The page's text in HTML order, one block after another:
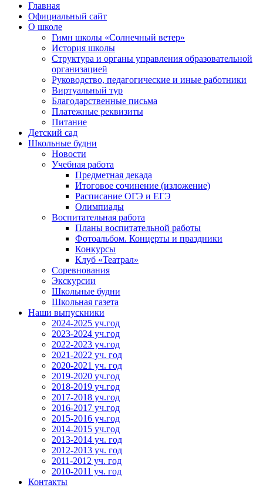
Главная
Официальный сайт
О школе
Гимн школы «Солнечный ветер»
История школы
Структура и органы управления образовательной
организацией
Руководство, педагогические и иные работники
Виртуальный тур
Благодарственные письма
Платежные реквизиты
Питание
Детский сад
Школьные будни
Новости
Учебная работа
Предметная декада
Итоговое сочинение (изложение)
Расписание ОГЭ и ЕГЭ
Олимпиады
Воспитательная работа
Планы воспитательной работы
Фотоальбом. Концерты и праздники
Конкурсы
Клуб «Театрал»
Соревнования
Экскурсии
Школьные будни
Школьная газета
Наши выпускники
2024-2025 уч.год
2023-2024 уч.год
2022-2023 уч.год
2021-2022 уч. год
2020-2021 уч. год
2019-2020 уч.год
2018-2019 уч.год
2017-2018 уч.год
2016-2017 уч.год
2015-2016 уч.год
2014-2015 уч.год
2013-2014 уч. год
2012-2013 уч. год
2011-2012 уч. год
2010-2011 уч. год
Контакты